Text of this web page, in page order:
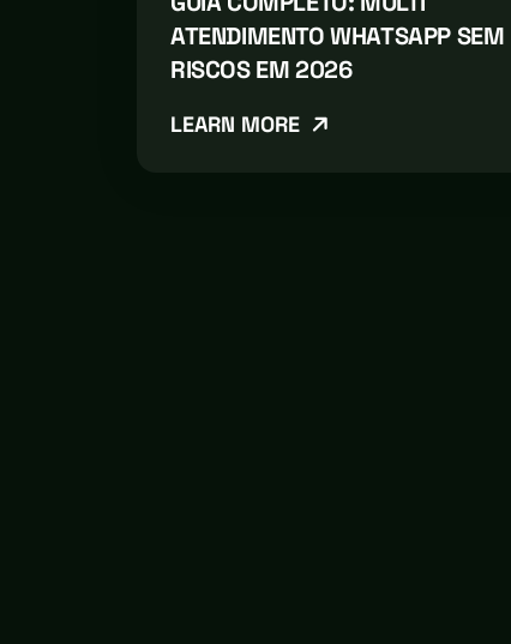
ATENDIMENTO WHATSAPP SEM
RISCOS EM 2026
LEARN MORE